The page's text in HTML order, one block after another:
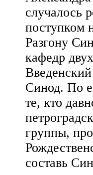
случалось
поступком
Разгону
кафедр
Синод. По
те, кто
группы,
составь